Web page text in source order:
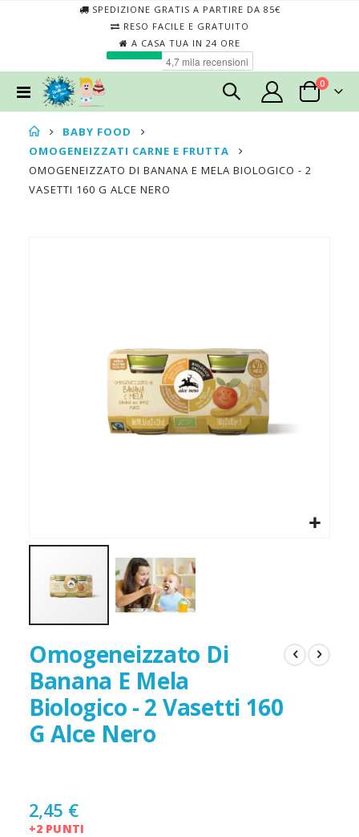
SPEDIZIONE GRATIS A PARTIRE DA 85€
RESO FACILE E GRATUITO
A CASA TUA IN 24 ORE
Toggle
Nav
Cart
0elementi
BABY FOOD
OMOGENEIZZATI CARNE E FRUTTA
OMOGENEIZZATO DI BANANA E MELA BIOLOGICO - 2
VASETTI 160 G ALCE NERO
Omogeneizzato Di
Banana E Mela
Biologico - 2 Vasetti 160
G Alce Nero
2,45 €
+2 PUNTI